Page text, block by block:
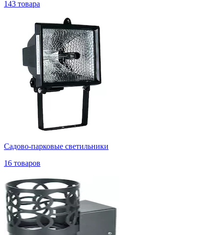
143 товара
Садово-парковые светильники
16 товаров